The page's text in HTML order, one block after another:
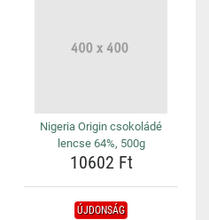
Nigeria Origin csokoládé
lencse 64%, 500g
10602 Ft
ÚJDONSÁG